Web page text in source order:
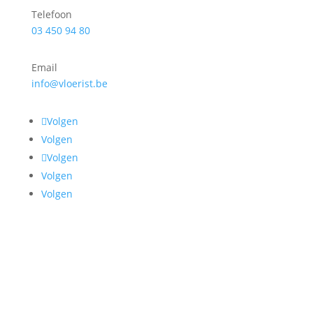
Telefoon
03 450 94 80
Email
info@vloerist.be
Volgen
Volgen
Volgen
Volgen
Volgen